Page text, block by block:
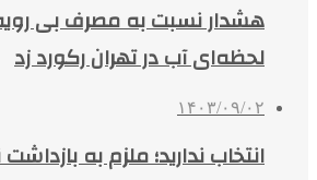
هشدار نسبت به مصرف بی
لحظه‌ای آب در تهران رکورد زد
۱۴۰۳/۰۹/۰۲
انتخاب ندارید؛ ملزم به